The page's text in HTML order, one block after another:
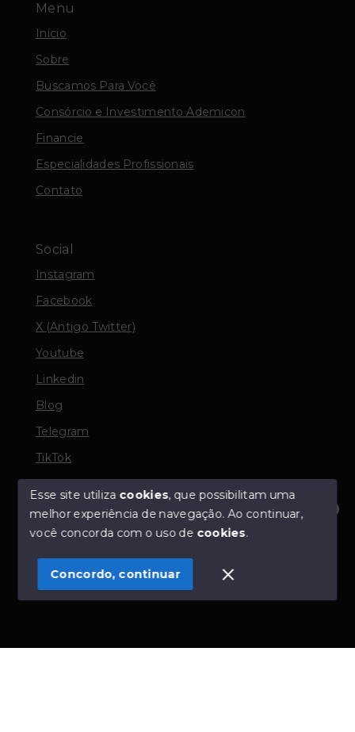
Olá! Estamos disponíveis para te ajudar.
Menu
Início
Sobre
Buscamos Para Você
Consórcio e Investimento Ademicon
Financie
Especialidades Profissionais
Contato
Social
Instagram
Facebook
X (Antigo Twitter)
Youtube
Linkedin
Blog
Telegram
TikTok
© Copyright 2026 - TORQUATO ∴ Corretor de Imóveis
- CRECI 42643f | 136.004f Perito Avaliador CNAI 37357
SITE PARA IMOBILIARIA
Esse site utiliza cookies, que possibilitam uma
melhor experiência de navegação.Ao continuar,
você concorda com o uso de cookies.
Concordo, continuar